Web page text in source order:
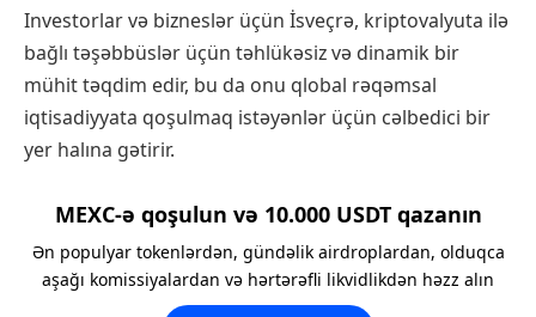
Investorlar və bizneslər üçün İsveçrə, kriptovalyuta ilə
bağlı təşəbbüslər üçün təhlükəsiz və dinamik bir
mühit təqdim edir, bu da onu qlobal rəqəmsal
iqtisadiyyata qoşulmaq istəyənlər üçün cəlbedici bir
yer halına gətirir.
MEXC-ə qoşulun və 10.000 USDT qazanın
Ən populyar tokenlərdən, gündəlik airdroplardan, olduqca
aşağı komissiyalardan və hərtərəfli likvidlikdən həzz alın